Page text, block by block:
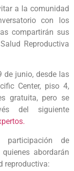
a la comunidad
con los
compartirán sus
Reproductiva
de junio, desde las
Center, piso 4,
gratuita, pero se
del siguiente
participación de
abordarán
reproductiva: